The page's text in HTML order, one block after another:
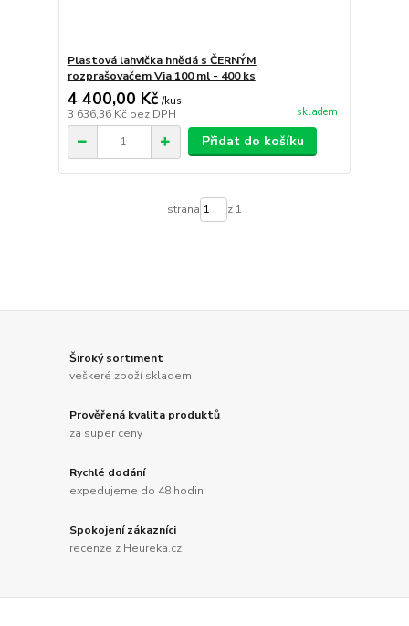
Plastová lahvička hnědá s ČERNÝM
rozprašovačem Via 100 ml - 400 ks
4 400,00 Kč /kus
3 636,36 Kč bez DPH skladem
Přidat do košíku
strana z 1
Široký sortiment
veškeré zboží skladem
Prověřená kvalita produktů
za super ceny
Rychlé dodání
expedujeme do 48 hodin
Spokojení zákazníci
recenze z Heureka.cz